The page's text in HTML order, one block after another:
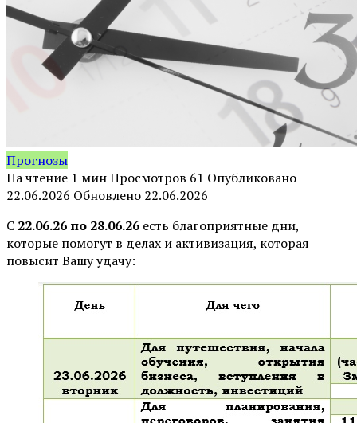
Прогнозы
На чтение 1 минПросмотров 61 Опубликовано
22.06.2026 Обновлено 22.06.2026
С 22.06.26 по 28.06.26 есть благоприятные дни,
которые помогут в делах и активизация, которая
повысит Вашу удачу: